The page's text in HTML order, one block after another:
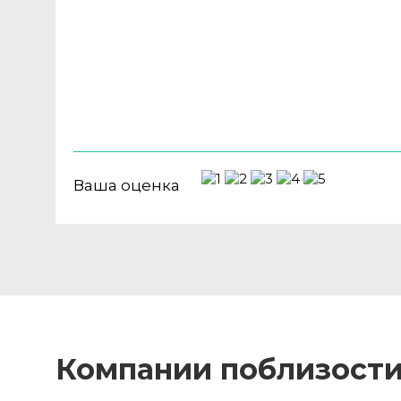
Ваша оценка
Компании поблизости